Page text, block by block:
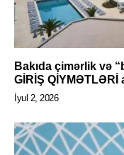
Bakıda çimərlik və
GİRİŞ QİYMƏTLƏRİ
İyul 2, 2026